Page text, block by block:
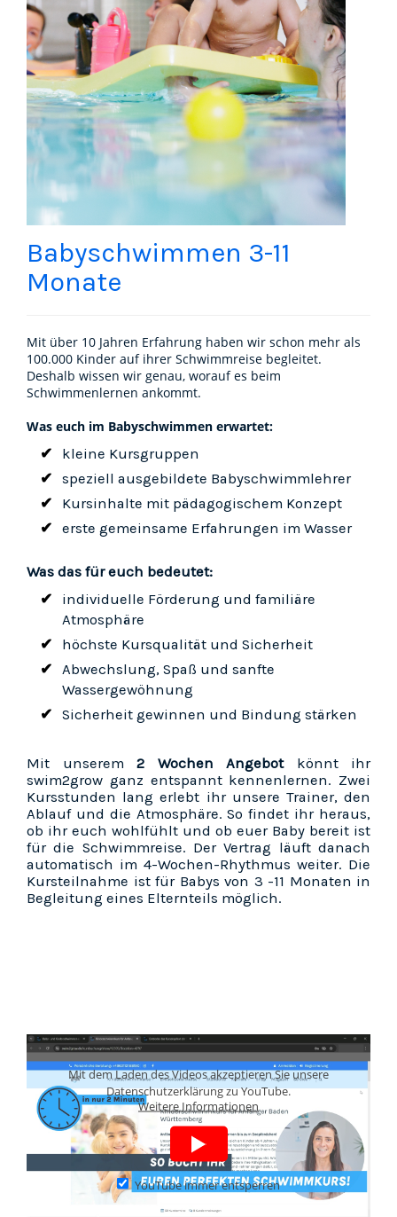
Babyschwimmen 3-11
Monate
Mit über 10 Jahren Erfahrung haben wir schon mehr als
100.000 Kinder auf ihrer Schwimmreise begleitet.
Deshalb wissen wir genau, worauf es beim
Schwimmenlernen ankommt.
Was euch im Babyschwimmen erwartet:
kleine Kursgruppen
speziell ausgebildete Babyschwimmlehrer
Kursinhalte mit pädagogischem Konzept
erste gemeinsame Erfahrungen im Wasser
Was das für euch bedeutet:
individuelle Förderung und familiäre
Atmosphäre
höchste Kursqualität und Sicherheit
Abwechslung, Spaß und sanfte
Wassergewöhnung
Sicherheit gewinnen und Bindung stärken
Mit unserem 2 Wochen Angebotkönnt ihr
swim2grow ganz entspannt kennenlernen. Zwei
Kursstunden lang erlebt ihr unsere Trainer, den
Ablauf und die Atmosphäre. So findet ihr heraus,
ob ihr euch wohlfühlt und ob euer Baby bereit ist
für die Schwimmreise. Der Vertrag läuft danach
automatisch im 4-Wochen-Rhythmus weiter. Die
Kursteilnahme ist für Babys von 3 -11 Monaten in
Begleitung eines Elternteils möglich.
Mit dem Laden des Videos akzeptieren Sie unsere
Datenschutzerklärung zu YouTube.
Weitere Informationen
YouTube immer entsperren